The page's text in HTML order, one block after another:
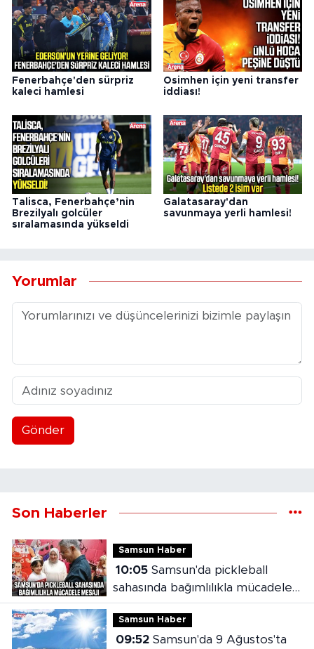
Fenerbahçe'den sürpriz
kaleci hamlesi
Osimhen için yeni transfer
iddiası!
Talisca, Fenerbahçe’nin
Brezilyalı golcüler
sıralamasında yükseldi
Galatasaray'dan
savunmaya yerli hamlesi!
Yorumlar
Gönder
Son Haberler
Samsun Haber
10:05Samsun'da pickleball
sahasında bağımlılıkla mücadele
mesajı
Samsun Haber
09:52Samsun'da 9 Ağustos'ta